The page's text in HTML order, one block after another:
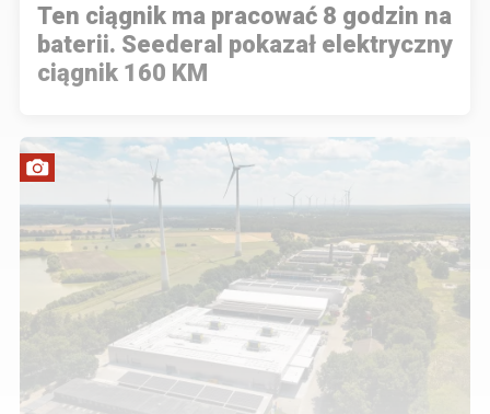
Ten ciągnik ma pracować 8 godzin na
baterii. Seederal pokazał elektryczny
ciągnik 160 KM